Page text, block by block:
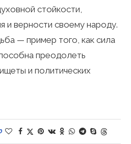
стойкости,
и верности своему народу.
— пример того, как сила
преодолеть
и политических